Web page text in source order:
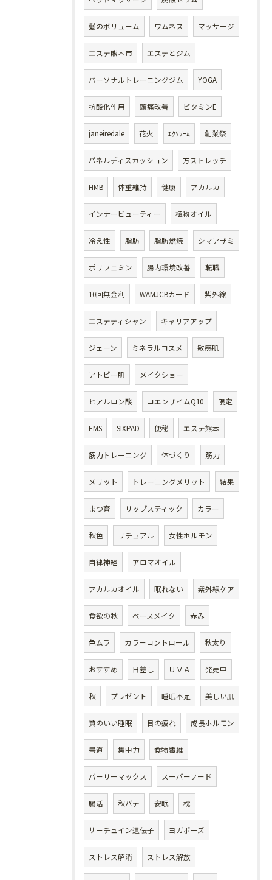
髪のボリューム ワムネス マッサージ
エステ熊本市 エステとジム
パーソナルトレーニングジム YOGA
抗酸化作用 頭痛改善 ビタミンE
janeiredale 花火 ｴｸｿｿｰﾑ 創業祭
パネルディスカッション 方ストレッチ
HMB 体重維持 健康 アカルカ
インナービューティー 植物オイル
冷え性 脂肪 脂肪燃焼 シマアザミ
ポリフェミン 腸内環境改善 転職
10回無金利 WAMJCBカード 紫外線
エステティシャン キャリアアップ
ジェーン ミネラルコスメ 敏感肌
アトピー肌 メイクショー
ヒアルロン酸 コエンザイムQ10 限定
EMS SIXPAD 便秘 エステ熊本
筋力トレーニング 体づくり 筋力
メリット トレーニングメリット 結果
まつ育 リップスティック カラー
秋色 リチュアル 女性ホルモン
自律神経 アロマオイル
アカルカオイル 眠れない 紫外線ケア
食欲の秋 ベースメイク 赤み
色ムラ カラーコントロール 秋太り
おすすめ 日差し ＵＶＡ 発売中
秋 プレゼント 睡眠不足 美しい肌
質のいい睡眠 目の疲れ 成長ホルモン
書道 集中力 食物繊維
バーリーマックス スーパーフード
腸活 秋バテ 安眠 枕
サーチュイン遺伝子 ヨガポーズ
ストレス解消 ストレス解放